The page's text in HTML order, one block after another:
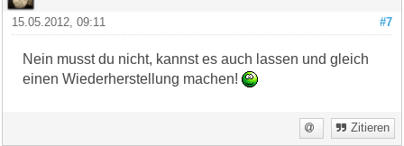
#7
15.05.2012, 09:11
Nein musst du nicht, kannst es auch lassen und gleich
einen Wiederherstellung machen!
Zitieren